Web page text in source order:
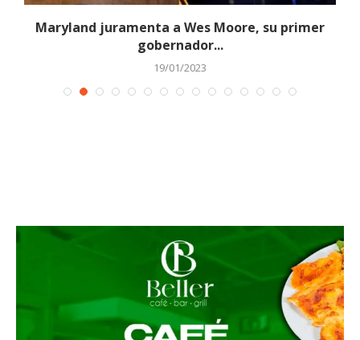
Maryland juramenta a Wes Moore, su primer
gobernador...
19/01/2023